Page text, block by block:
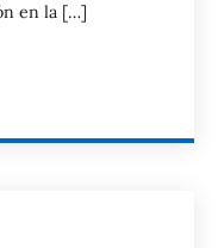
en la […]